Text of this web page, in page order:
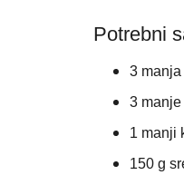
Potrebni
3
3
1 manji
150 g